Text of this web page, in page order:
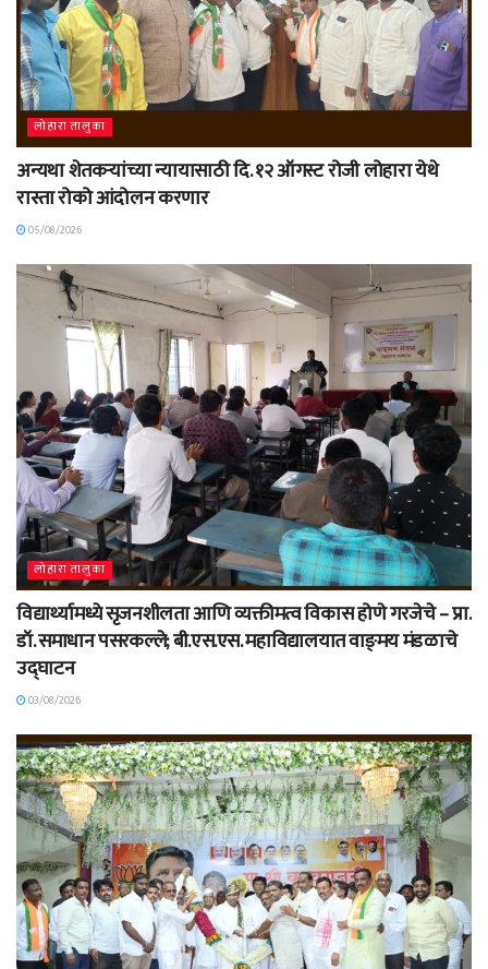
लोहारा तालुका
अन्यथा शेतकऱ्यांच्या न्यायासाठी दि. १२ ऑगस्ट रोजी लोहारा येथे
रास्ता रोको आंदोलन करणार
05/08/2026
लोहारा तालुका
विद्यार्थ्यामध्ये सृजनशीलता आणि व्यक्तीमत्व विकास होणे गरजेचे – प्रा.
डॉ. समाधान पसरकल्ले; बी.एस.एस. महाविद्यालयात वाङ्‌मय मंडळाचे
उद्घाटन
03/08/2026